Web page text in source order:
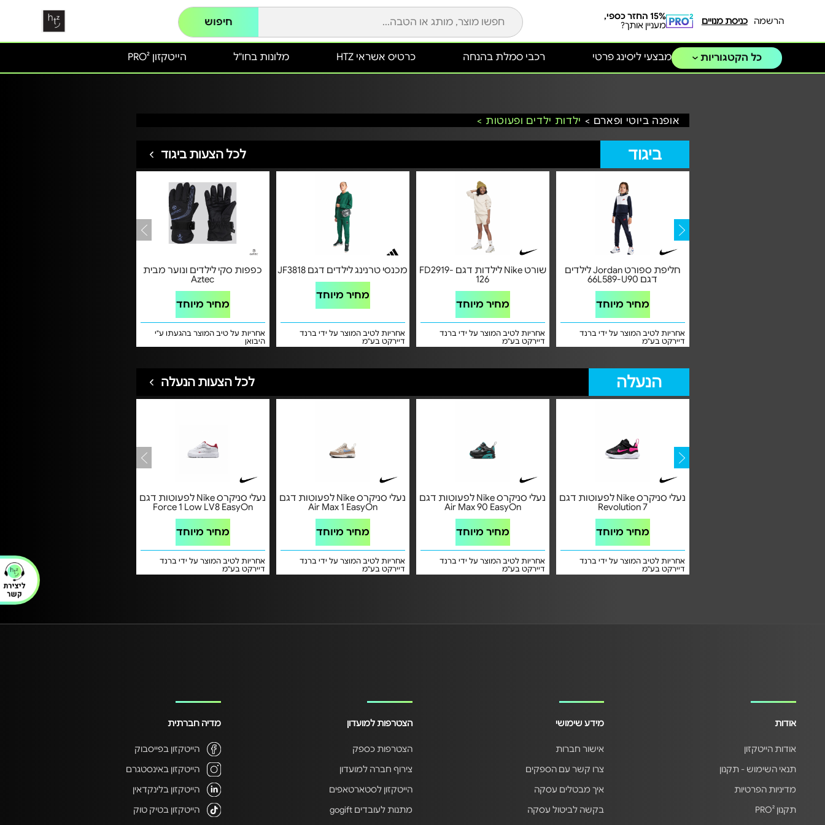
הרשמה כניסת מנויים
15% החזר כספי,
מעניין אותך?
חיפוש
כל הקטגוריות הייטקזון PRO² מלונות בחו"ל כרטיס אשראי HTZ מבצעי ליסינג פרטי רכבי סמלת בהנחה
אופנה ביוטי ופארם > ילדות ילדים ופעוטות >
ביגוד לכל הצעות ביגוד
כפפות סקי לילדים ונוער מבית
Aztec
מחיר מיוחד
אחריות על טיב המוצר בהגעתו ע"י
היבואן
מכנסי טרנינג לילדים דגם JF3818
מחיר מיוחד
אחריות לטיב המוצר על ידי ברנד
דיירקט בע"מ
שורט Nike לילדות דגם FD2919-
126
מחיר מיוחד
אחריות לטיב המוצר על ידי ברנד
דיירקט בע"מ
חליפת ספורט Jordan לילדים
דגם 66L589-U90
מחיר מיוחד
אחריות לטיב המוצר על ידי ברנד
דיירקט בע"מ
הנעלה לכל הצעות הנעלה
נעלי סניקרס Nike לפעוטות דגם
Force 1 Low LV8 EasyOn
מחיר מיוחד
אחריות לטיב המוצר על ידי ברנד
דיירקט בע"מ
נעלי סניקרס Nike לפעוטות דגם
Air Max 1 EasyOn
מחיר מיוחד
אחריות לטיב המוצר על ידי ברנד
דיירקט בע"מ
נעלי סניקרס Nike לפעוטות דגם
Air Max 90 EasyOn
מחיר מיוחד
אחריות לטיב המוצר על ידי ברנד
דיירקט בע"מ
נעלי סניקרס Nike לפעוטות דגם
Revolution 7
מחיר מיוחד
אחריות לטיב המוצר על ידי ברנד
דיירקט בע"מ
אודות
אודות הייטקזון
תנאי השימוש - תקנון
מדיניות הפרטיות
תקנון PRO²
מידע שימושי
אישור חברות
צרו קשר עם הספקים
איך מבטלים עסקה
בקשה לביטול עסקה
הצטרפות למועדון
הצטרפות כספק
צירוף חברה למועדון
הייטקזון לסטארטאפים
מתנות לעובדים gogift
מדיה חברתית
הייטקזון בפייסבוק
הייטקזון באינסטגרם
הייטקזון בלינקדאין
הייטקזון בטיק טוק